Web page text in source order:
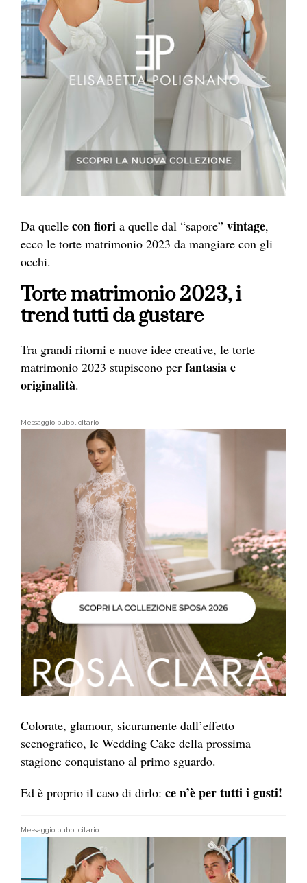
Da quelle con fiori a quelle dal “sapore” vintage,
ecco le torte matrimonio 2023 da mangiare con gli
occhi.
Torte matrimonio 2023, i
trend tutti da gustare
Tra grandi ritorni e nuove idee creative, le torte
matrimonio 2023 stupiscono per fantasia e
originalità.
Messaggio pubblicitario
Colorate, glamour, sicuramente dall’effetto
scenografico, le Wedding Cake della prossima
stagione conquistano al primo sguardo.
Ed è proprio il caso di dirlo: ce n’è per tutti i gusti!
Messaggio pubblicitario